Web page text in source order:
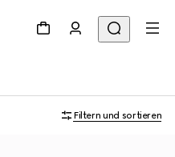
Filtern und sortieren